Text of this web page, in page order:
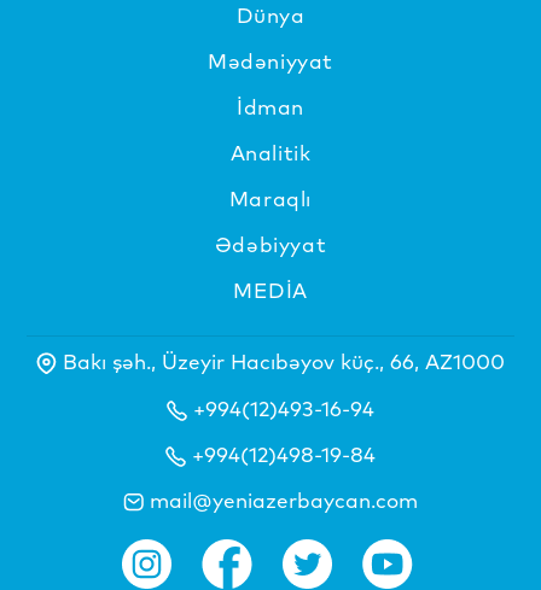
Dünya
Mədəniyyat
İdman
Analitik
Maraqlı
Ədəbiyyat
MEDİA
Bakı şəh., Üzeyir Hacıbəyov küç., 66, AZ1000
+994(12)493-16-94
+994(12)498-19-84
mail@yeniazerbaycan.com